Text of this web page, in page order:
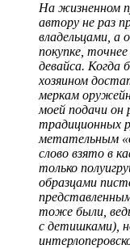
На жизненном
автору не раз
владельцами,
покупке,
девайса. Когда
хозяином
меркам
моей подачи он
традиционных
метательным
слово взято в
только
образцами
тоже были,
с детишками),